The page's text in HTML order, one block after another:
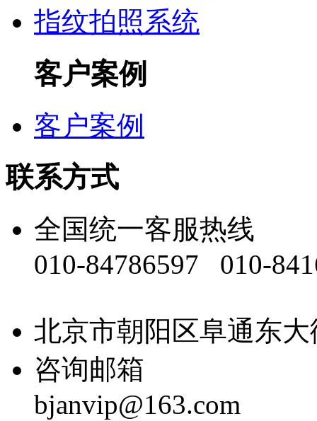
指纹拍照系统
客户案例
客户案例
联系方式
全国统一客服热线
010-84786597 010-
北京市朝阳区阜通东大
咨询邮箱
bjanvip@163.com